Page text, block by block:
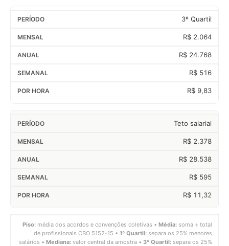
3º Quartil
R$ 2.064
R$ 24.768
R$ 516
R$ 9,83
Teto salarial
R$ 2.378
R$ 28.538
R$ 595
R$ 11,32
Piso: média dos acordos e convenções coletivas • Média: soma ÷ total
de profissionais CBO 5152-15 • 1º Quartil: separa os 25% menores
salários • Mediana: valor central da amostra • 3º Quartil: separa os 25%